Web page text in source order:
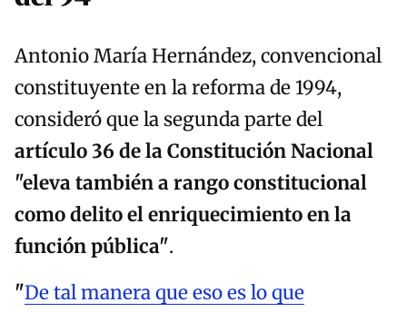
Antonio María Hernández, convencional
constituyente en la reforma de 1994,
consideró que la segunda parte del
artículo 36 de la Constitución Nacional
"eleva también a rango constitucional
como delito el enriquecimiento en la
función pública".
"De tal manera que eso es lo que